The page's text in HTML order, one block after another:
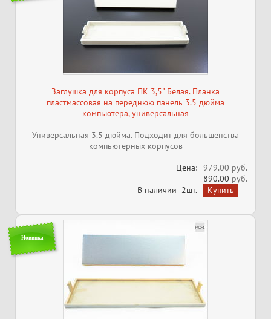
Заглушка для корпуса ПК 3,5" Белая. Планка
пластмассовая на переднюю панель 3.5 дюйма
компьютера, универсальная
Универсальная 3.5 дюйма. Подходит для большенства
компьютерных корпусов
Цена: 979.00 руб.
890.00 руб.
В наличии 2шт.
Новинка